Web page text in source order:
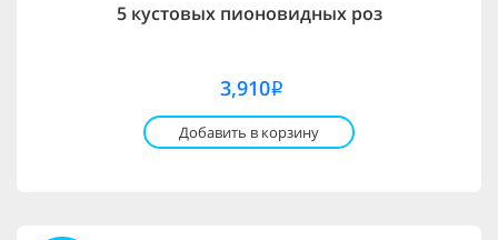
5 кустовых пионовидных роз
3,910i
Добавить в корзину